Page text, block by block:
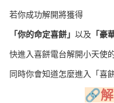
若你成功解開將獲得
「你的命定喜餅」 以及 「豪
快進入喜餅電台解開小天使
同時你會知道怎麼進入「喜
🔗